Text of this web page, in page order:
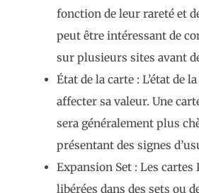
fonction de leur rareté et
peut être intéressant de
sur plusieurs sites avant
État de la carte : L’état de
affecter sa valeur. Une
sera généralement plus
présentant des signes
Expansion Set : Les
libérées dans des sets ou